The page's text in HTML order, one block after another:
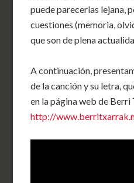
puede parecerlas lejana,
cuestiones (memoria,
que son de plena
A continuación,
de la canción y su letra,
en la página web de Berri
http://